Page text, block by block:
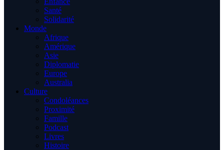
Santé
Solidarité
Monde
Afrique
Amérique
Asie
Diplomatie
Europe
Australia
Culture
Condoléances
Proximité
Famille
Podcast
Livres
Histoire